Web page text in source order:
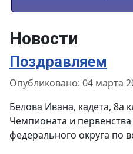
Новости
Поздравляем
Информация о
Опубликовано: 04 марта
Белова Ивана, кадета, 8а
Чемпионата и
федерального округа по